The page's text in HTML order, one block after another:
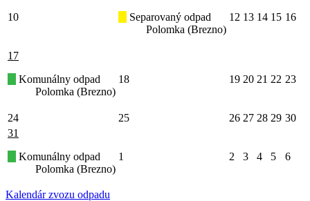
10
Separovaný odpad
Polomka (Brezno)
12 13 14 15 16
17
Komunálny odpad
Polomka (Brezno)
18 19 20 21 22 23
24 25 26 27 28 29 30
31
Komunálny odpad
Polomka (Brezno)
1 2 3 4 5 6
Kalendár zvozu odpadu